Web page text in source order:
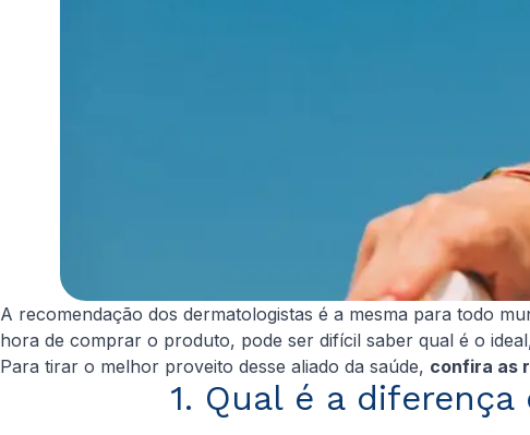
A recomendação dos dermatologistas é a mesma para todo
hora de comprar o produto, pode ser difícil saber qual é o
Para tirar o melhor proveito desse aliado da saúde, confira as
1. Qual é a